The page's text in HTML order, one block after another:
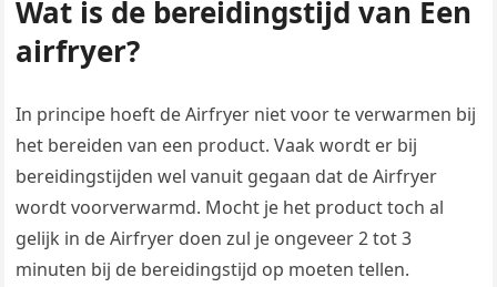
Wat is de bereidingstijd van Een
airfryer?
In principe hoeft de Airfryer niet voor te verwarmen bij
het bereiden van een product. Vaak wordt er bij
bereidingstijden wel vanuit gegaan dat de Airfryer
wordt voorverwarmd. Mocht je het product toch al
gelijk in de Airfryer doen zul je ongeveer 2 tot 3
minuten bij de bereidingstijd op moeten tellen.